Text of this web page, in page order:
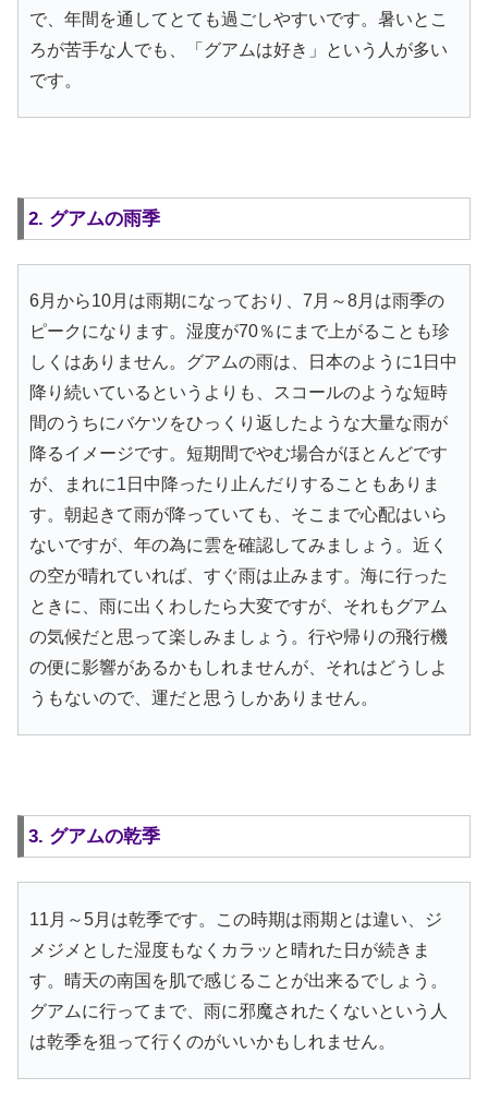
で、年間を通してとても過ごしやすいです。暑いとこ
ろが苦手な人でも、「グアムは好き」という人が多い
です。
2. グアムの雨季
6月から10月は雨期になっており、7月～8月は雨季の
ピークになります。湿度が70％にまで上がることも珍
しくはありません。グアムの雨は、日本のように1日中
降り続いているというよりも、スコールのような短時
間のうちにバケツをひっくり返したような大量な雨が
降るイメージです。短期間でやむ場合がほとんどです
が、まれに1日中降ったり止んだりすることもありま
す。朝起きて雨が降っていても、そこまで心配はいら
ないですが、年の為に雲を確認してみましょう。近く
の空が晴れていれば、すぐ雨は止みます。海に行った
ときに、雨に出くわしたら大変ですが、それもグアム
の気候だと思って楽しみましょう。行や帰りの飛行機
の便に影響があるかもしれませんが、それはどうしよ
うもないので、運だと思うしかありません。
3. グアムの乾季
11月～5月は乾季です。この時期は雨期とは違い、ジ
メジメとした湿度もなくカラッと晴れた日が続きま
す。晴天の南国を肌で感じることが出来るでしょう。
グアムに行ってまで、雨に邪魔されたくないという人
は乾季を狙って行くのがいいかもしれません。